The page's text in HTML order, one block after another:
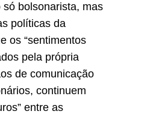
bolsonarista, mas
políticas da
os “sentimentos
pela própria
de comunicação
continuem
entre as